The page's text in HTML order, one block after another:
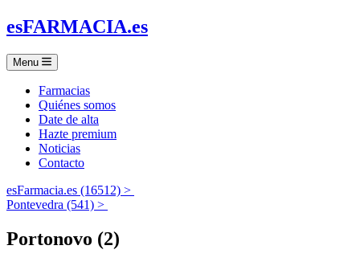
esFARMACIA.es
Menu
Farmacias
Quiénes somos
Date de alta
Hazte premium
Noticias
Contacto
esFarmacia.es (16512) >
Pontevedra (541) >
Portonovo (2)